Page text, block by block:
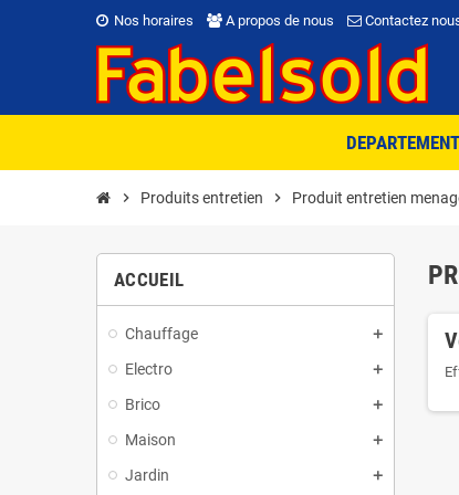
Nos horaires A propos de nous Contactez
chevron_right Produits entretien chevron_right Produit entretien
ACCUEIL
Chauffage
Electro
Brico
Maison
Jardin